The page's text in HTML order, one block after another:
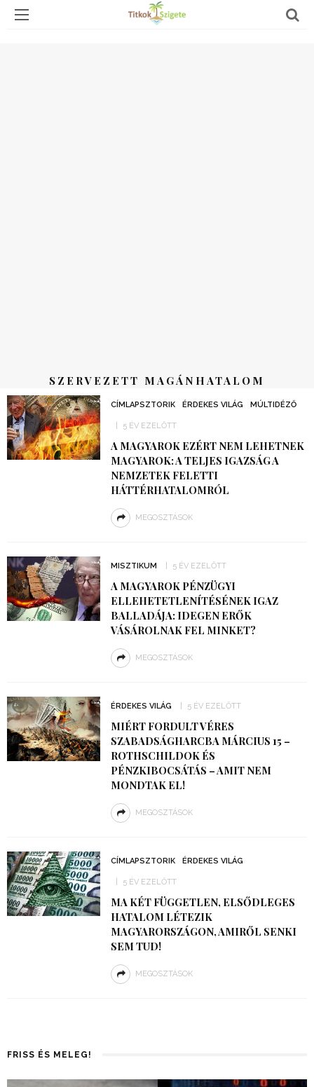
SZERVEZETT MAGÁNHATALOM
CÍMLAPSZTORIK ÉRDEKES VILÁG MÚLTIDÉZŐ
5 ÉV EZELŐTT
A MAGYAROK EZÉRT NEM LEHETNEK
MAGYAROK: A TELJES IGAZSÁG A
NEMZETEK FELETTI
HÁTTÉRHATALOMRÓL
MEGOSZTÁSOK
MISZTIKUM 5 ÉV EZELŐTT
A MAGYAROK PÉNZÜGYI
ELLEHETETLENÍTÉSÉNEK IGAZ
BALLADÁJA: IDEGEN ERŐK
VÁSÁROLNAK FEL MINKET?
MEGOSZTÁSOK
ÉRDEKES VILÁG 5 ÉV EZELŐTT
MIÉRT FORDULT VÉRES
SZABADSÁGHARCBA MÁRCIUS 15 –
ROTHSCHILDOK ÉS
PÉNZKIBOCSÁTÁS – AMIT NEM
MONDTAK EL!
MEGOSZTÁSOK
CÍMLAPSZTORIK ÉRDEKES VILÁG
5 ÉV EZELŐTT
MA KÉT FÜGGETLEN, ELSŐDLEGES
HATALOM LÉTEZIK
MAGYARORSZÁGON, AMIRŐL SENKI
SEM TUD!
MEGOSZTÁSOK
FRISS ÉS MELEG!